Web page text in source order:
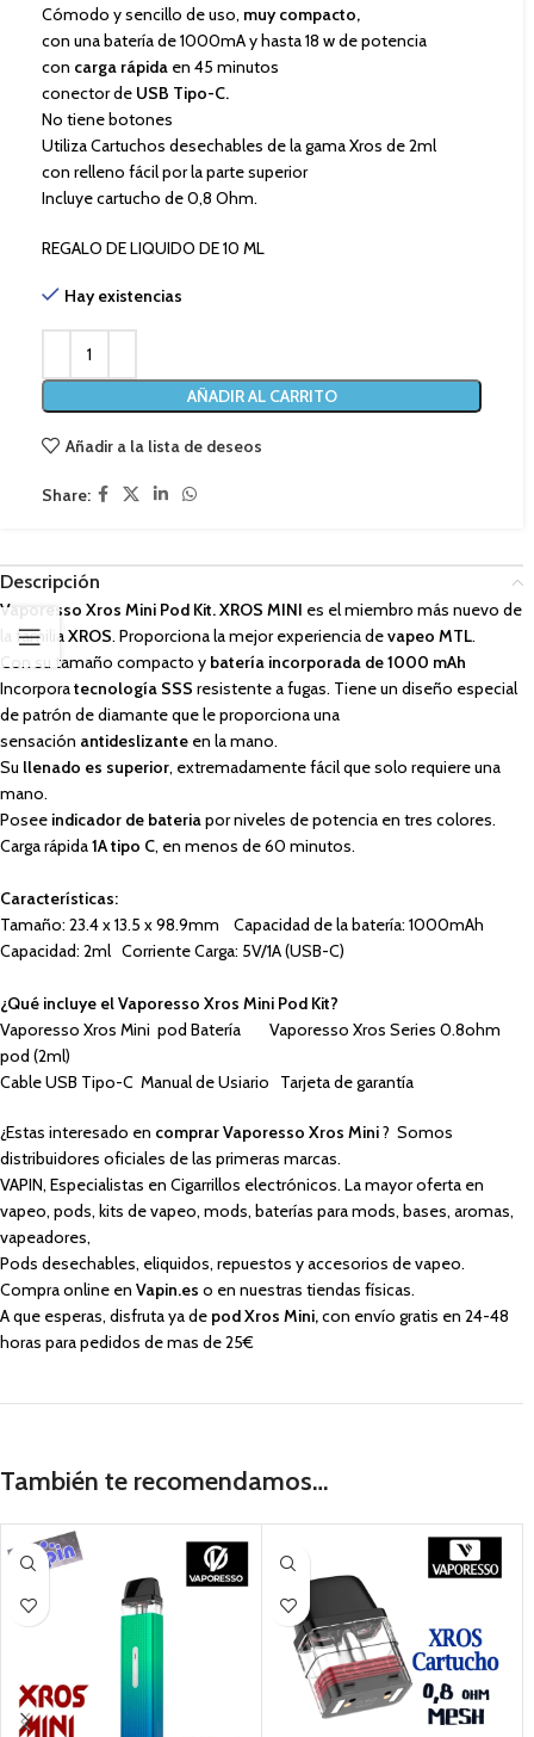
Cómodo y sencillo de uso, muy compacto,
con una batería de 1000mA y hasta 18 w de potencia
con carga rápida en 45 minutos
conector de USB Tipo-C.
No tiene botones
Utiliza Cartuchos desechables de la gama Xros de 2ml
con relleno fácil por la parte superior
Incluye cartucho de 0,8 Ohm.
REGALO DE LIQUIDO DE 10 ML
Hay existencias
AÑADIR AL CARRITO
Añadir a la lista de deseos
Share:
Descripción
Vaporesso Xros Mini Pod Kit. XROS MINI es el miembro más nuevo de
la familiaXROS. Proporciona la mejor experiencia devapeo MTL.
Con su tamaño compacto y batería incorporada de 1000 mAh
Incorporatecnología SSS resistente a fugas. Tiene un diseño especial
de patrón de diamante que le proporciona una
sensación antideslizante en la mano.
Su llenado es superior, extremadamente fácil que solo requiere una
mano.
Posee indicador de bateriapor niveles de potencia en tres colores.
Carga rápida1A tipo C, en menos de 60 minutos.
Características:
Tamaño: 23.4 x 13.5 x 98.9mm Capacidad de la batería: 1000mAh
Capacidad: 2ml Corriente Carga: 5V/1A (USB-C)
¿Qué incluye el Vaporesso Xros Mini Pod Kit?
Vaporesso Xros Mini pod Batería Vaporesso Xros Series 0.8ohm
pod (2ml)
Cable USB Tipo-C Manual de Usiario Tarjeta de garantía
¿Estas interesado en comprar Vaporesso Xros Mini? Somos
distribuidores oficiales de las primeras marcas.
VAPIN, Especialistas en Cigarrillos electrónicos. La mayor oferta en
vapeo, pods, kits de vapeo, mods, baterías para mods, bases, aromas,
vapeadores,
Pods desechables, eliquidos, repuestos y accesorios de vapeo.
Compra online en Vapin.es o en nuestras tiendas físicas.
A que esperas, disfruta ya de pod Xros Mini,con envío gratis en 24-48
horas para pedidos de mas de 25€
También te recomendamos…